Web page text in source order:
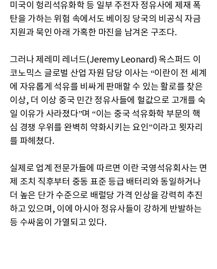
미국이 헝리석유화학 등 일부 주전자 정유사에 제재 폭
탄을 가하는 위험 속에서도 베이징 당국의 비공식 자금
지원과 묵인 아래 가혹한 마진을 남겨온 구조다.
그러나 제레미 레너드(Jeremy Leonard) 옥스퍼드 이
코노믹스 글로벌 산업 자원 담당 이사는 “이란이 전 세계
에 자유롭게 석유를 비싸게 판매할 수 있는 활로를 찾은
이상, 더 이상 중국 민간 정유사들에 헐값으로 고개를 숙
일 이유가 사라졌다”며 “이는 중국 석유화학 부문의 핵
심 경쟁 우위를 완벽히 약화시키는 요인”이라고 묏자리
를 파헤쳤다.
실제로 업계 전문가들에 따르면 이란 국영석유회사는 면
제 조치 직후부터 중동 표준 등급 배터리와 동일하거나
더 높은 단가 수준으로 배럴당 가격 인상을 강력히 추진
하고 있으며, 이에 아시아 정유사들이 강하게 반발하는
등 수싸움이 가열되고 있다.